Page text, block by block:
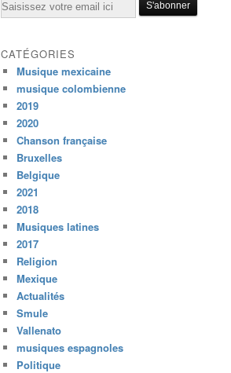
Email
CATÉGORIES
Musique mexicaine
musique colombienne
2019
2020
Chanson française
Bruxelles
Belgique
2021
2018
Musiques latines
2017
Religion
Mexique
Actualités
Smule
Vallenato
musiques espagnoles
Politique